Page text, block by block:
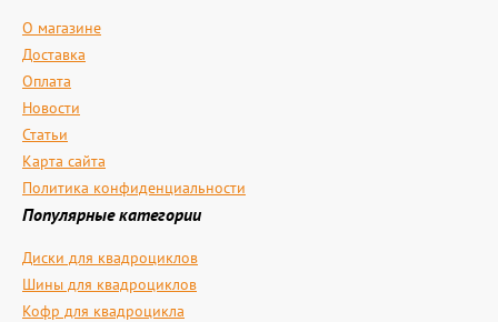
О магазине
Доставка
Оплата
Новости
Статьи
Карта сайта
Политика конфиденциальности
Популярные категории
Диски для квадроциклов
Шины для квадроциклов
Кофр для квадроцикла